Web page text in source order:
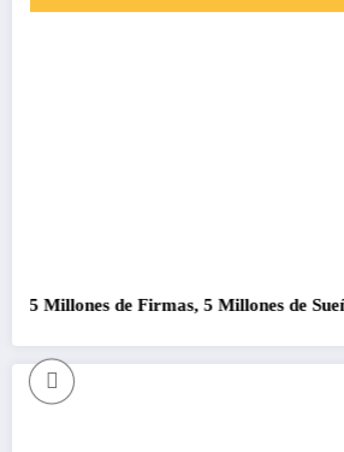
5 Millones de Firmas, 5 Millones de Sueños